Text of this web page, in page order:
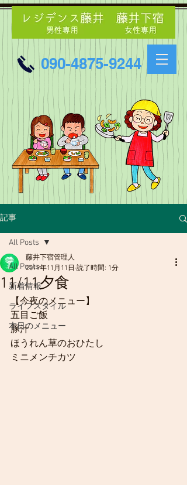
090-4875-9244
記事
All Posts
新着情報
ライフスタイル
本日のメニュー
All Posts
11/11夕食
藤井下宿管理人
2019年11月11日 読了時間: 1分
【今夜のメニュー】
五目ご飯
豚汁
ほうれん草のおひたし
ミニメンチカツ